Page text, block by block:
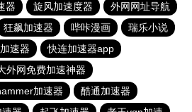
器 旋风加速度器
外网网址导航
狂飙加速器 哔咔漫画
瑞乐小说
速器
快连加速器app
外网免费加速神器
加速器
酷通加速器